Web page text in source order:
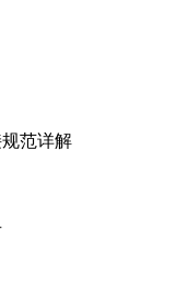
范详解